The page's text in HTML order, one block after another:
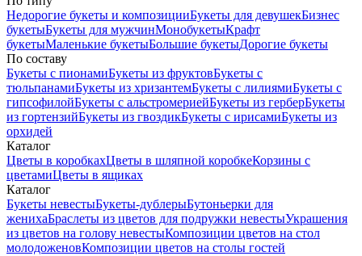
Недорогие букеты и композицииБукеты для девушекБизнес
букетыБукеты для мужчинМонобукетыКрафт
букетыМаленькие букетыБольшие букетыДорогие букеты
По составу
Букеты с пионамиБукеты из фруктовБукеты с
тюльпанамиБукеты из хризантемБукеты с лилиямиБукеты с
гипсофилойБукеты с альстромериейБукеты из герберБукеты
из гортензийБукеты из гвоздикБукеты с ирисамиБукеты из
орхидей
Каталог
Цветы в коробкахЦветы в шляпной коробкеКорзины с
цветамиЦветы в ящиках
Каталог
Букеты невестыБукеты-дублерыБутоньерки для
женихаБраслеты из цветов для подружки невестыУкрашения
из цветов на голову невестыКомпозиции цветов на стол
молодоженовКомпозиции цветов на столы гостей